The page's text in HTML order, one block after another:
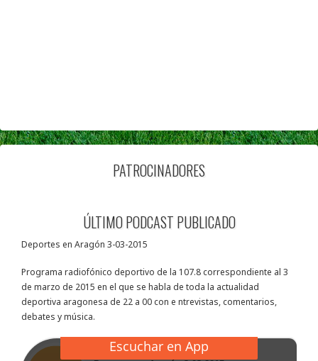
PATROCINADORES
ÚLTIMO PODCAST PUBLICADO
Deportes en Aragón 3-03-2015
Programa radiofónico deportivo de la 107.8 correspondiente al 3
de marzo de 2015 en el que se habla de toda la actualidad
deportiva aragonesa de 22 a 00 con e ntrevistas, comentarios,
debates y música.